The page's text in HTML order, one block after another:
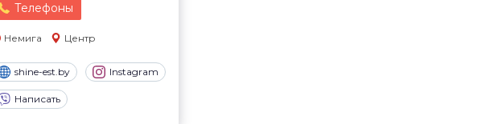
Телефоны
Немига Центр
shine-est.by Instagram
Написать